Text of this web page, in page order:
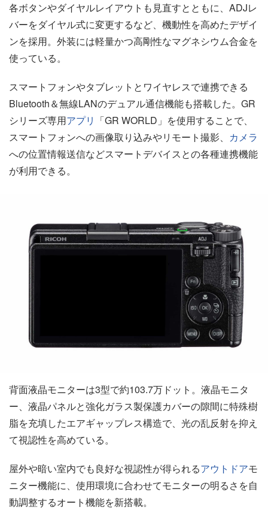
各ボタンやダイヤルレイアウトも見直すとともに、ADJレ
バーをダイヤル式に変更するなど、機動性を高めたデザイ
ンを採用。外装には軽量かつ高剛性なマグネシウム合金を
使っている。
スマートフォンやタブレットとワイヤレスで連携できる
Bluetooth＆無線LANのデュアル通信機能も搭載した。GR
シリーズ専用アプリ 「GR WORLD」を使用することで、
スマートフォンへの画像取り込みやリモート撮影、 カメラ
への位置情報送信などスマートデバイスとの各種連携機能
が利用できる。
背面液晶モニターは3型で約103.7万ドット。液晶モニタ
ー、液晶パネルと強化ガラス製保護カバーの隙間に特殊樹
脂を充填したエアギャップレス構造で、光の乱反射を抑え
て視認性を高めている。
屋外や暗い室内でも良好な視認性が得られるアウトドアモ
ニター機能に、使用環境に合わせてモニターの明るさを自
動調整するオート機能を新搭載。